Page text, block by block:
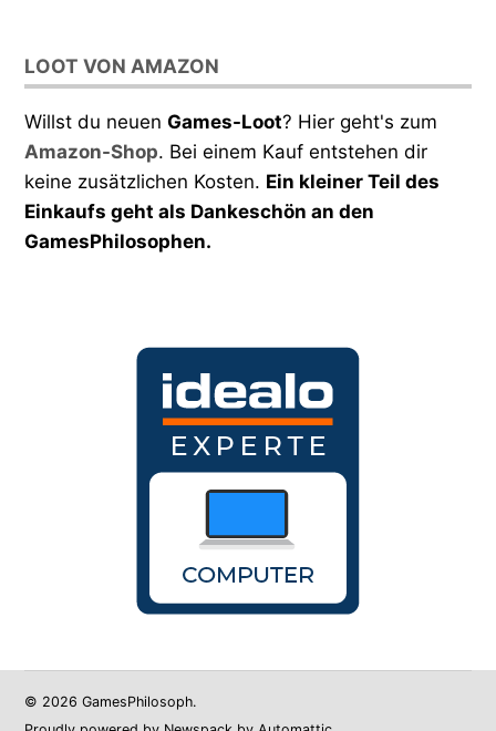
LOOT VON AMAZON
Willst du neuenGames-Loot? Hier geht's zum
Amazon-Shop. Bei einem Kauf entstehen dir
keine zusätzlichen Kosten. Ein kleiner Teil des
Einkaufs geht als Dankeschön an den
GamesPhilosophen.
© 2026 GamesPhilosoph.